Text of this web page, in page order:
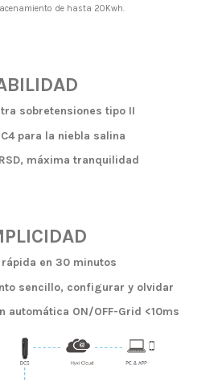
de hasta 20Kwh.
sobretensiones tipo II
para la niebla salina
máxima tranquilidad
en 30 minutos
sencillo, configurar y olvidar
automática ON/OFF-Grid <10ms